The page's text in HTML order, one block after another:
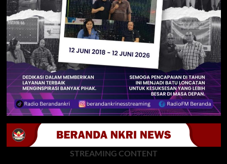
STREAMING CONTENT